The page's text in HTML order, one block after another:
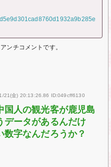
ンチコメントです。
21(金) 20:13:26.86 ID:049cff6130
国人の観光客が鹿児島
データがあるんだけ
数字なんだろうか？